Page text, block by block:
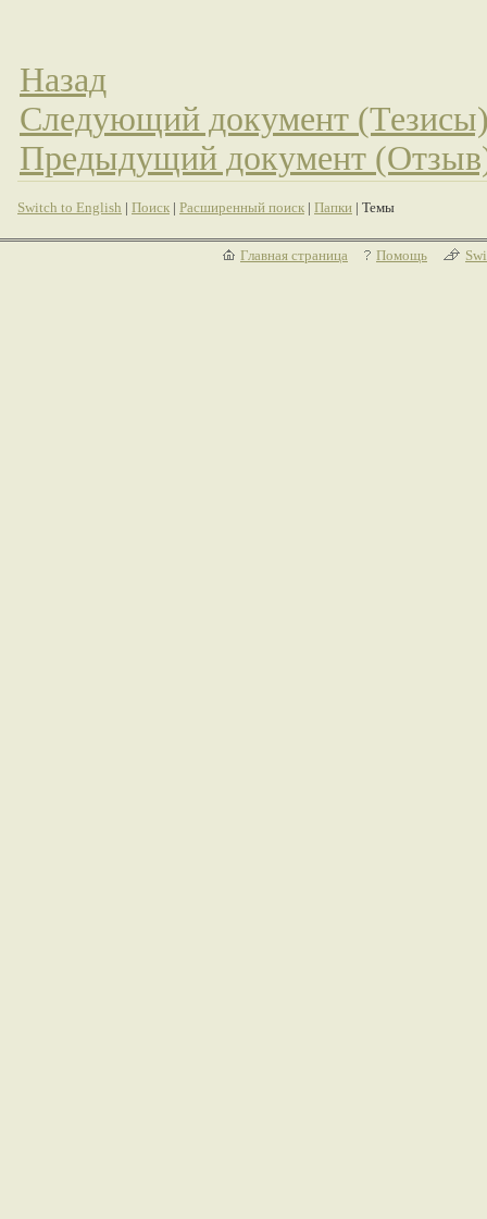
Назад
Следующий документ
Предыдущий документ
Switch to English | Поиск | Расширенный поиск | Папки | Темы
Главная страница Помощь